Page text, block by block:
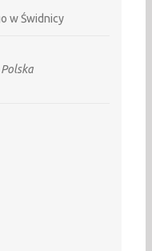
w Świdnicy
Polska